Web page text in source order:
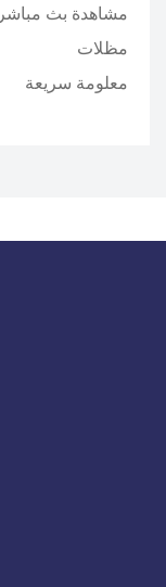
مشاهدة بث مباشر
مظلات
معلومة سريعة